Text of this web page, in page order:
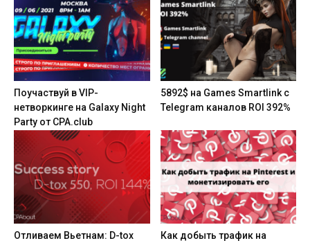
Поучаствуй в VIP-
нетворкинге на Galaxy Night
Party от CPA.club
5892$ на Games Smartlink с
Telegram каналов ROI 392%
Отливаем Вьетнам: D-tox
Как добыть трафик на